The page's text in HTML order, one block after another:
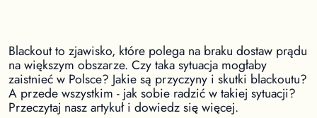
Blackout to zjawisko, które polega na braku dostaw prądu
na większym obszarze. Czy taka sytuacja mogłaby
zaistnieć w Polsce? Jakie są przyczyny i skutki blackoutu?
A przede wszystkim - jak sobie radzić w takiej sytuacji?
Przeczytaj nasz artykuł i dowiedz się więcej.